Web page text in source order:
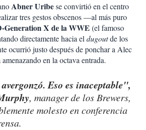
Abner Uribese convirtió en el centro
tres gestos obscenos —al más puro
Generation X de la WWE (el famoso
directamente hacia eldugoutde los
ocurrió justo después de ponchar a Alec
en la octava entrada.
Eso es inaceptable",
, manager de los Brewers,
molesto en conferencia